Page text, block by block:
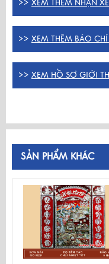
>> XEM THÊM NHẬN
>> XEM THÊM BÁO
>> XEM HỒ SƠ GIỚI
SẢN PHẨM KHÁC